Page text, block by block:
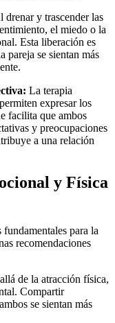
drenar y trascender las
el miedo o la
Esta liberación es
pareja se sientan más
La terapia
expresar los
facilita que ambos
y preocupaciones
a una relación
y Física
para la
recomendaciones
de la atracción física,
Compartir
se sientan más